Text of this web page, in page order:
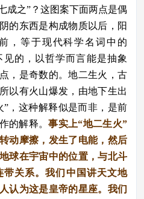
成之”？这图案下面两点是偶
的东西是构成物质以后，阳
，等于现代科学名词中的
的，以哲学而言能是抽象
，是奇数的。地二生火，古
以有火山爆发，由地下生出
”，这种解释似是而非，是前
的解释。事实上“地二生火”
动摩擦，发生了电能，然后
球在宇宙中的位置，与北斗
关系。我们中国讲天文地
认为这是皇帝的星座。我们